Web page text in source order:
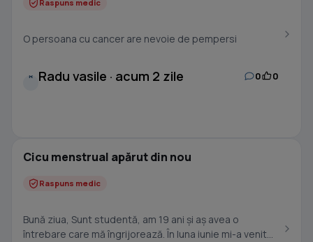
Raspuns medic
O persoana cu cancer are nevoie de pempersi
R Radu vasile · acum 2 zile 0 0
Cicu menstrual apărut din nou
Raspuns medic
Bună ziua, Sunt studentă, am 19 ani și aș avea o
întrebare care mă îngrijorează. În luna iunie mi-a venit